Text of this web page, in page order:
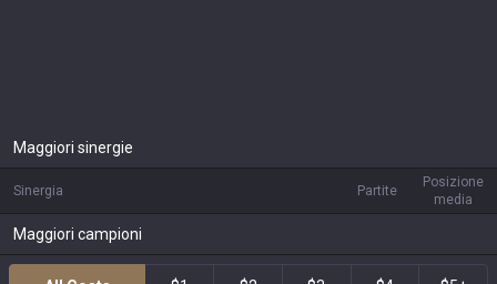
Maggiori sinergie
Sinergia Partite
Posizione
media
Maggiori campioni